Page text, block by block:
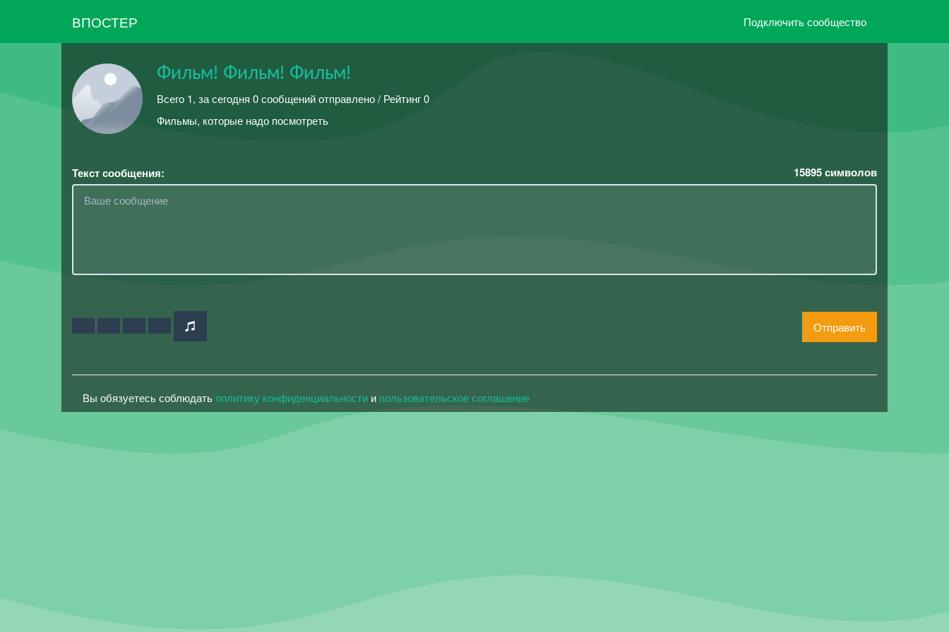
ВПОСТЕР Подключить сообщество
Фильм! Фильм! Фильм!
Всего 1, за сегодня 0 сообщений отправлено / Рейтинг 0
Фильмы, которые надо посмотреть
Текст сообщения: 15895символов
Отправить
Вы обязуетесь соблюдать политику конфиденциальности и пользовательское соглашение